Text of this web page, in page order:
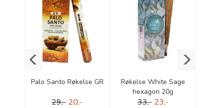
Palo Santo Røkelse GR
29,- 20,-
Røkelse White Sage
hexagon 20g
33,- 23,-